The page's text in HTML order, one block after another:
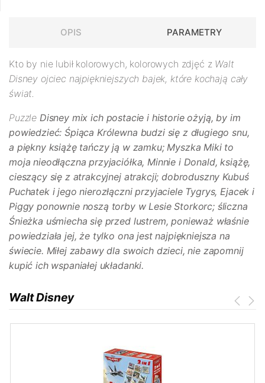
OPIS PARAMETRY
Kto by nie lubił kolorowych, kolorowych zdjęć z Walt
Disney ojciec najpiękniejszych bajek, które kochają cały
świat.
Puzzle Disney mixich postacie i historie ożyją, by im
powiedzieć: Śpiąca Królewna budzi się z długiego snu,
a piękny książę tańczy ją w zamku; Myszka Miki to
moja nieodłączna przyjaciółka, Minnie i Donald, książę,
cieszący się z atrakcyjnej atrakcji; dobroduszny Kubuś
Puchatek i jego nierozłączni przyjaciele Tygrys, Ejacek i
Piggy ponownie noszą torby w Lesie Storkorc; śliczna
Śnieżka uśmiecha się przed lustrem, ponieważ właśnie
powiedziała jej, że tylko ona jest najpiękniejsza na
świecie. Miłej zabawy dla swoich dzieci, nie zapomnij
kupić ich wspaniałej układanki.
Walt Disney